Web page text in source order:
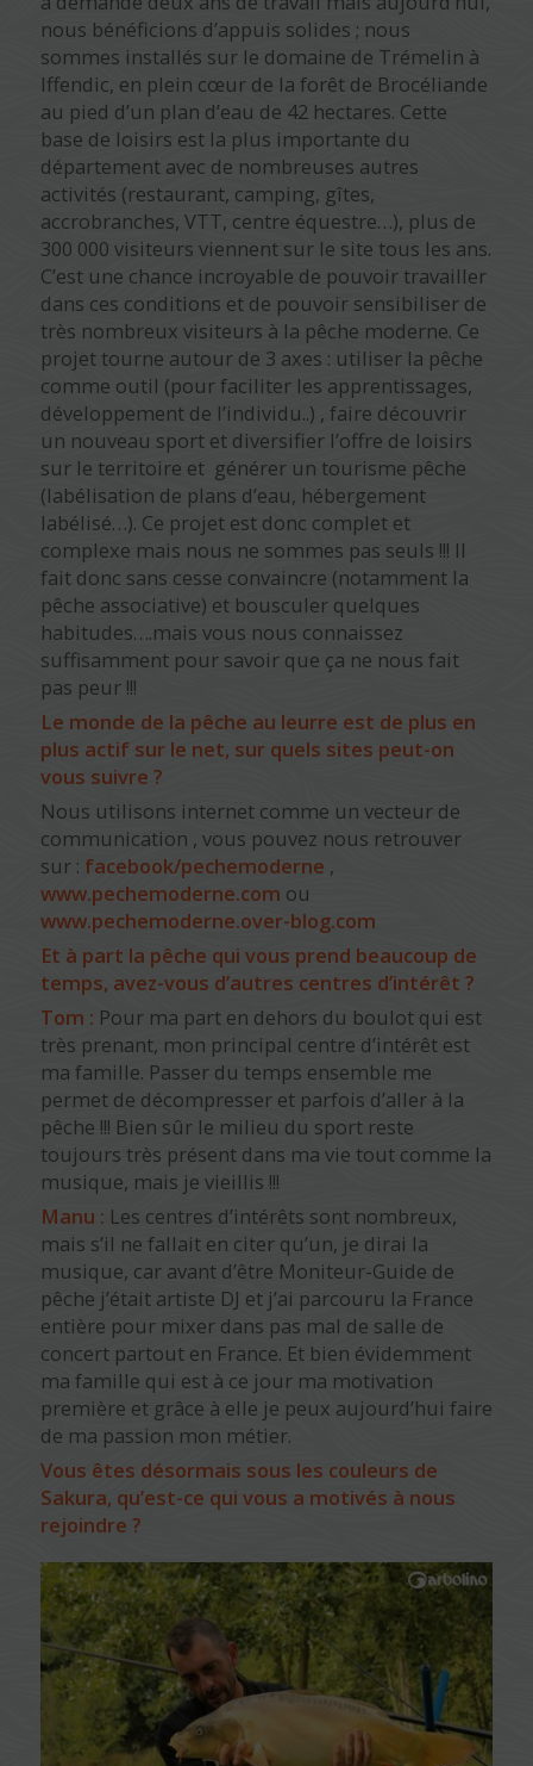
nous bénéficions d’appuis solides ; nous
sommes installés sur le domaine de Trémelin à
Iffendic, en plein cœur de la forêt de Brocéliande
au pied d’un plan d’eau de 42 hectares. Cette
base de loisirs est la plus importante du
département avec de nombreuses autres
activités (restaurant, camping, gîtes,
accrobranches, VTT, centre équestre…), plus de
300 000 visiteurs viennent sur le site tous les ans.
C’est une chance incroyable de pouvoir travailler
dans ces conditions et de pouvoir sensibiliser de
très nombreux visiteurs à la pêche moderne. Ce
projet tourne autour de 3 axes : utiliser la pêche
comme outil (pour faciliter les apprentissages,
développement de l’individu..) , faire découvrir
un nouveau sport et diversifier l’offre de loisirs
sur le territoire et générer un tourisme pêche
(labélisation de plans d’eau, hébergement
labélisé…). Ce projet est donc complet et
complexe mais nous ne sommes pas seuls !!! Il
fait donc sans cesse convaincre (notamment la
pêche associative) et bousculer quelques
habitudes….mais vous nous connaissez
suffisamment pour savoir que ça ne nous fait
pas peur !!!
Le monde de la pêche au leurre est de plus en
plus actif sur le net, sur quels sites peut-on
vous suivre ?
Nous utilisons internet comme un vecteur de
communication , vous pouvez nous retrouver
sur : facebook/pechemoderne ,
www.pechemoderne.com ou
www.pechemoderne.over-blog.com
Et à part la pêche qui vous prend beaucoup de
temps, avez-vous d’autres centres d’intérêt ?
Tom : Pour ma part en dehors du boulot qui est
très prenant, mon principal centre d’intérêt est
ma famille. Passer du temps ensemble me
permet de décompresser et parfois d’aller à la
pêche !!! Bien sûr le milieu du sport reste
toujours très présent dans ma vie tout comme la
musique, mais je vieillis !!!
Manu : Les centres d’intérêts sont nombreux,
mais s’il ne fallait en citer qu’un, je dirai la
musique, car avant d’être Moniteur-Guide de
pêche j’était artiste DJ et j’ai parcouru la France
entière pour mixer dans pas mal de salle de
concert partout en France. Et bien évidemment
ma famille qui est à ce jour ma motivation
première et grâce à elle je peux aujourd’hui faire
de ma passion mon métier.
Vous êtes désormais sous les couleurs de
Sakura, qu’est-ce qui vous a motivés à nous
rejoindre ?